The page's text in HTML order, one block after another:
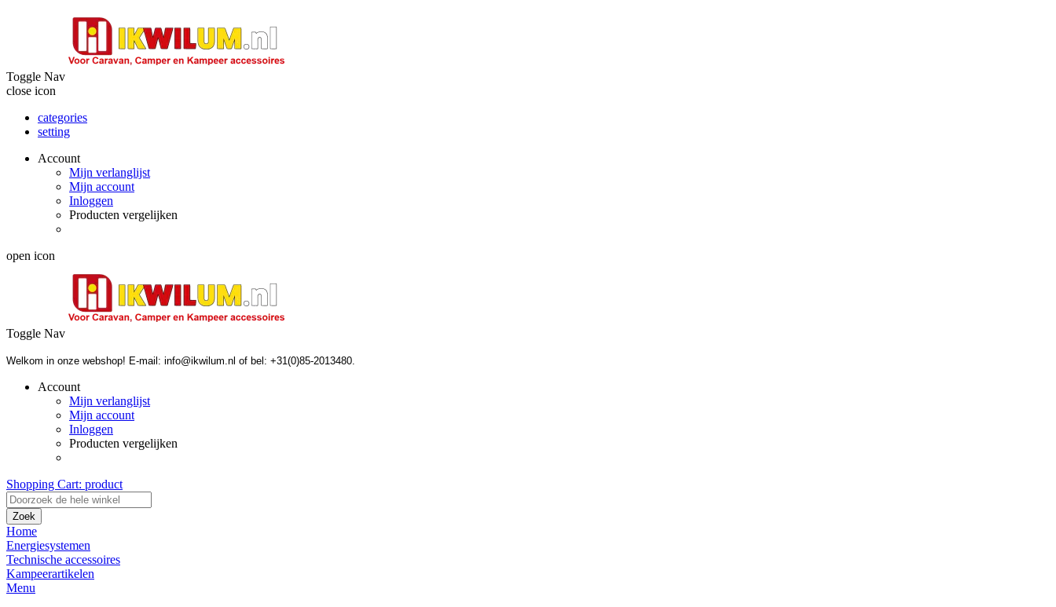
Toggle Nav
close icon
categories
setting
Account
Mijn verlanglijst
Mijn account
Inloggen
Producten vergelijken
open icon
Toggle Nav
Welkom in onze webshop! E-mail: info@ikwilum.nl of bel: +31(0)85-2013480.
Account
Mijn verlanglijst
Mijn account
Inloggen
Producten vergelijken
Shopping Cart: product
Zoek
Home
Energiesystemen
Technische accessoires
Kampeerartikelen
Menu